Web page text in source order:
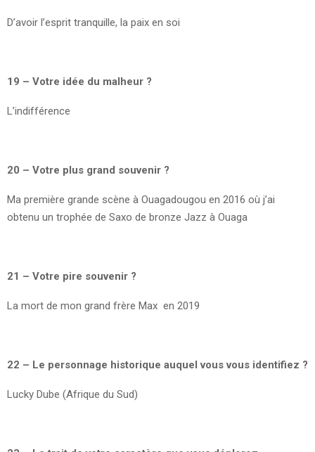
D’avoir l’esprit tranquille, la paix en soi
19 – Votre idée du malheur ?
L’indifférence
20 – Votre plus grand souvenir ?
Ma première grande scène à Ouagadougou en 2016 où j’ai
obtenu un trophée de Saxo de bronze Jazz à Ouaga
21 – Votre pire souvenir ?
La mort de mon grand frère Max en 2019
22 – Le personnage historique auquel vous vous identifiez ?
Lucky Dube (Afrique du Sud)